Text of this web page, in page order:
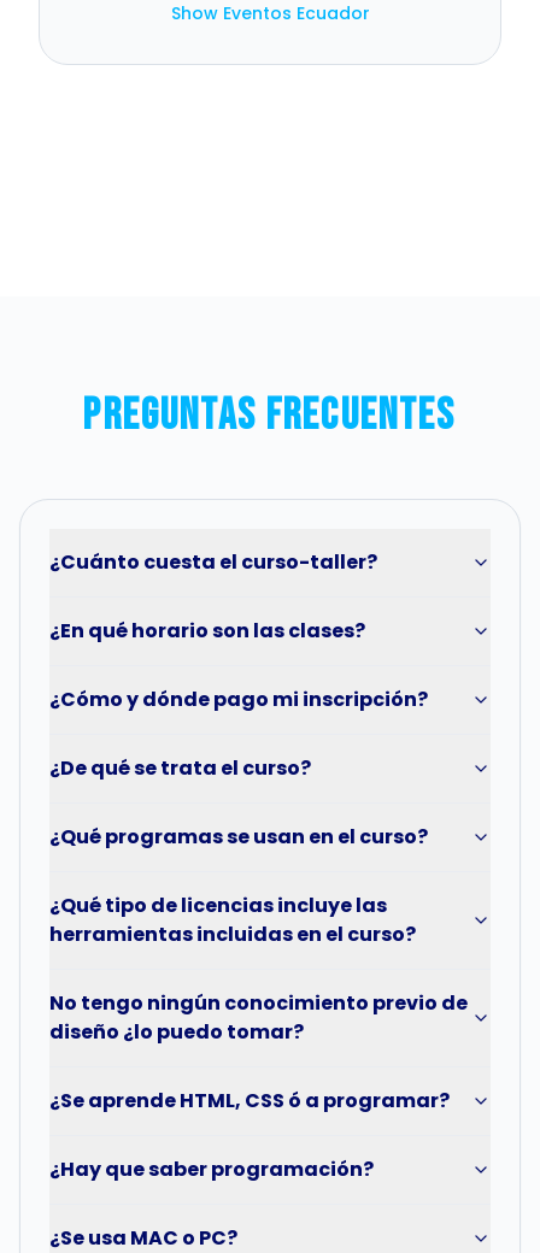
Show Eventos Ecuador
Preguntas Frecuentes
¿Cuánto cuesta el curso-taller?
¿En qué horario son las clases?
¿Cómo y dónde pago mi inscripción?
¿De qué se trata el curso?
¿Qué programas se usan en el curso?
¿Qué tipo de licencias incluye las
herramientas incluidas en el curso?
No tengo ningún conocimiento previo de
diseño ¿lo puedo tomar?
¿Se aprende HTML, CSS ó a programar?
¿Hay que saber programación?
¿Se usa MAC o PC?